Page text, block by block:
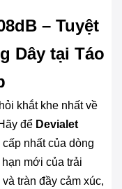
– Tuyệt
Dây tại Táo
khắt khe nhất về
để Devialet
nhất của dòng
mới của trải
tràn đầy cảm xúc,